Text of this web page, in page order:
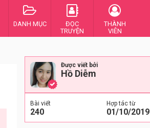
DANH MỤC
ĐỌC
TRUYỆN
THÀNH
VIÊN
Được viết bởi
Hồ Diễm
Bài viết
240
Hợp tác từ
01/10/2019